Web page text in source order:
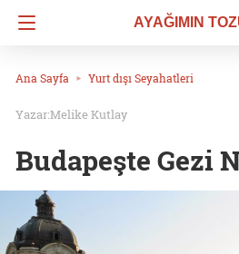
AYAĞIMIN
Ana Sayfa Yurt dışı Seyahatleri
Melike Kutlay
Budapeşte Gezi